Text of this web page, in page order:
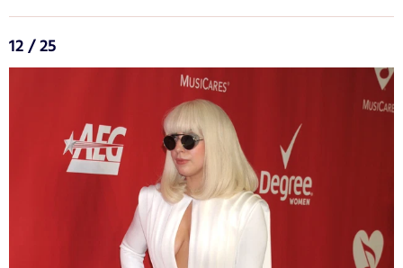
12 / 25